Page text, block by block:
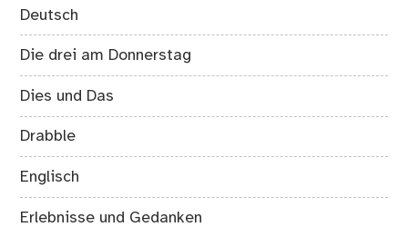
Deutsch
Die drei am Donnerstag
Dies und Das
Drabble
Englisch
Erlebnisse und Gedanken